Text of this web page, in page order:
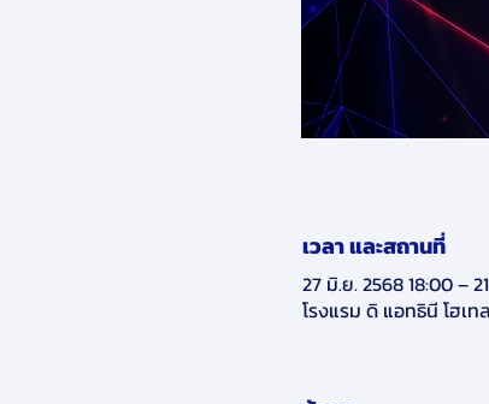
เวลา และสถานที่
27 มิ.ย. 2568 18:00 –
โรงแรม ดิ แอทธินี โฮเ